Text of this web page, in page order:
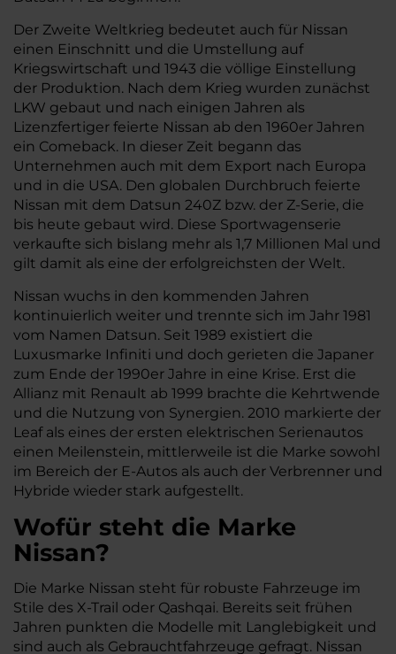
Der Zweite Weltkrieg bedeutet auch für Nissan
einen Einschnitt und die Umstellung auf
Kriegswirtschaft und 1943 die völlige Einstellung
der Produktion. Nach dem Krieg wurden zunächst
LKW gebaut und nach einigen Jahren als
Lizenzfertiger feierte Nissan ab den 1960er Jahren
ein Comeback. In dieser Zeit begann das
Unternehmen auch mit dem Export nach Europa
und in die USA. Den globalen Durchbruch feierte
Nissan mit dem Datsun 240Z bzw. der Z-Serie, die
bis heute gebaut wird. Diese Sportwagenserie
verkaufte sich bislang mehr als 1,7 Millionen Mal und
gilt damit als eine der erfolgreichsten der Welt.
Nissan wuchs in den kommenden Jahren
kontinuierlich weiter und trennte sich im Jahr 1981
vom Namen Datsun. Seit 1989 existiert die
Luxusmarke Infiniti und doch gerieten die Japaner
zum Ende der 1990er Jahre in eine Krise. Erst die
Allianz mit Renault ab 1999 brachte die Kehrtwende
und die Nutzung von Synergien. 2010 markierte der
Leaf als eines der ersten elektrischen Serienautos
einen Meilenstein, mittlerweile ist die Marke sowohl
im Bereich der E-Autos als auch der Verbrenner und
Hybride wieder stark aufgestellt.
Wofür steht die Marke
Nissan?
Die Marke Nissan steht für robuste Fahrzeuge im
Stile des X-Trail oder Qashqai. Bereits seit frühen
Jahren punkten die Modelle mit Langlebigkeit und
sind auch als Gebrauchtfahrzeuge gefragt. Nissan